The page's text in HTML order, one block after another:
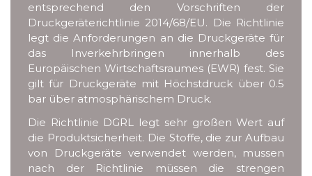
entsprechend den Vorschriften der
Druckgeräterichtlinie 2014/68/EU. Die Richtlinie
legt die Anforderungen an die Druckgeräte für
das Inverkehrbringen innerhalb des
Europäischen Wirtschaftsraumes (EWR) fest. Sie
gilt für Druckgeräte mit Höchstdruck über 0.5
bar über atmosphärischem Druck.
Die Richtlinie DGRL legt sehr großen Wert auf
die Produktsicherheit. Die Stoffe, die zur Aufbau
von Druckgeräte verwendet werden, mussen
nach der Richtlinie müssen die strengen